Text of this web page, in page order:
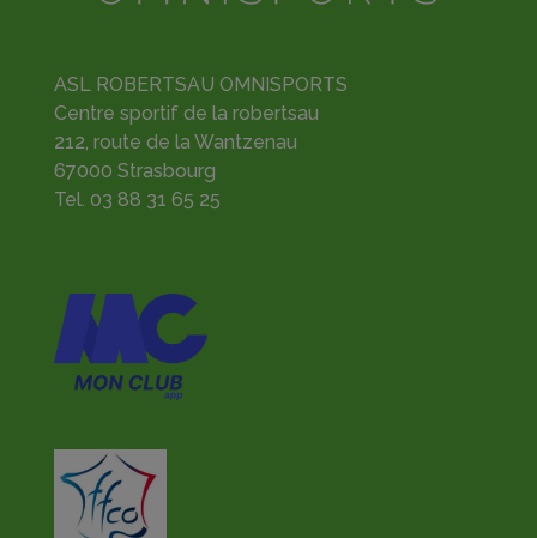
ASL ROBERTSAU OMNISPORTS
Centre sportif de la robertsau
212, route de la Wantzenau
67000 Strasbourg
Tel. 03 88 31 65 25